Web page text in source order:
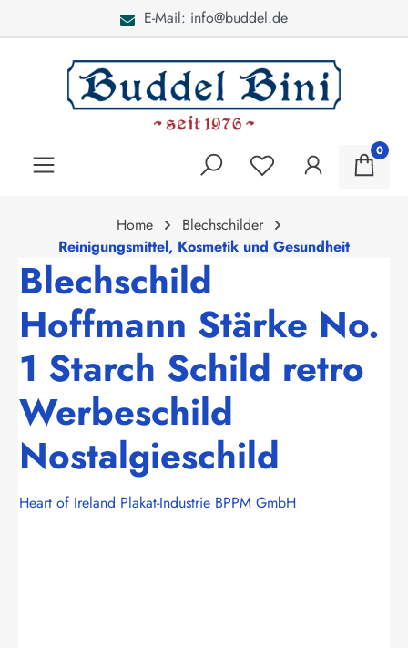
E-Mail: info@buddel.de
0
Home
Blechschilder
Reinigungsmittel, Kosmetik und Gesundheit
Blechschild
Hoffmann Stärke No.
1 Starch Schild retro
Werbeschild
Nostalgieschild
Heart of Ireland Plakat-Industrie BPPM GmbH